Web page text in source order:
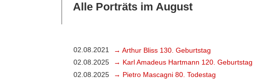
Alle Porträts im August
02.08.2021
→ Arthur Bliss 130. Geburtstag
02.08.2025
→ Karl Amadeus Hartmann 120. Geburtstag
02.08.2025
→ Pietro Mascagni 80. Todestag